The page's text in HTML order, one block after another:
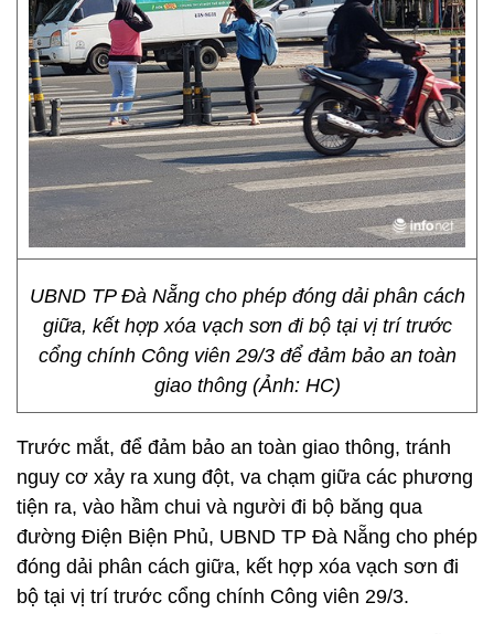
UBND TP Đà Nẵng cho phép đóng dải phân cách
giữa, kết hợp xóa vạch sơn đi bộ tại vị trí trước
cổng chính Công viên 29/3 để đảm bảo an toàn
giao thông (Ảnh: HC)
Trước mắt, để đảm bảo an toàn giao thông, tránh
nguy cơ xảy ra xung đột, va chạm giữa các phương
tiện ra, vào hầm chui và người đi bộ băng qua
đường Điện Biện Phủ, UBND TP Đà Nẵng cho phép
đóng dải phân cách giữa, kết hợp xóa vạch sơn đi
bộ tại vị trí trước cổng chính Công viên 29/3.